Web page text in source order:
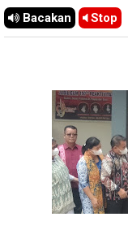
Bacakan Stop